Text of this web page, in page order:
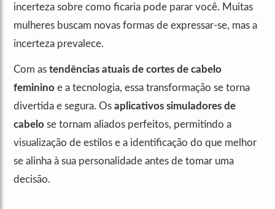
incerteza sobre como ficaria pode parar você. Muitas
mulheres buscam novas formas de expressar-se, mas a
incerteza prevalece.
Com as tendências atuais de cortes de cabelo
feminino e a tecnologia, essa transformação se torna
divertida e segura. Os aplicativos simuladores de
cabelo se tornam aliados perfeitos, permitindo a
visualização de estilos e a identificação do que melhor
se alinha à sua personalidade antes de tomar uma
decisão.